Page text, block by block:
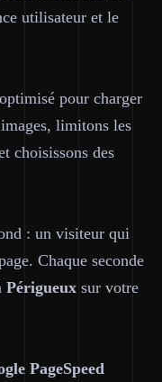
utilisateur et le
pour charger
limitons les
choisissons des
: un visiteur qui
Chaque seconde
Périgueux sur votre
PageSpeed